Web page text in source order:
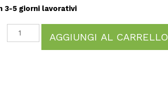
3-5 giorni lavorativi
AGGIUNGI AL CARRELLO